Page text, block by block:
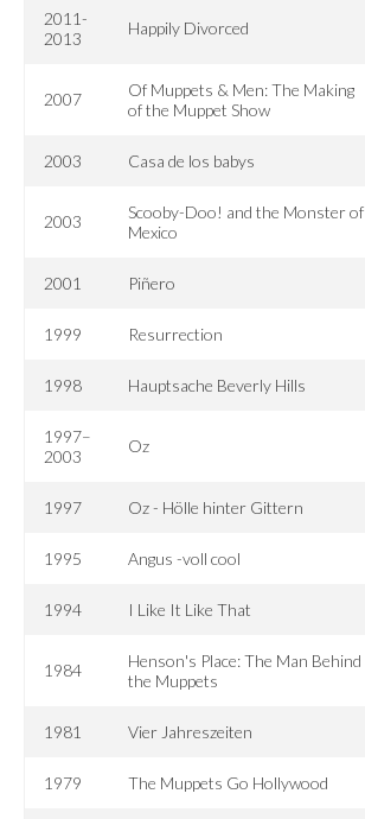
2011-
2013
Happily Divorced
2007
Of Muppets & Men: The Making
of the Muppet Show
2003 Casa de los babys
2003
Scooby-Doo! and the Monster of
Mexico
2001 Piñero
1999 Resurrection
1998 Hauptsache Beverly Hills
1997–
2003
Oz
1997 Oz - Hölle hinter Gittern
1995 Angus -voll cool
1994 I Like It Like That
1984
Henson's Place: The Man Behind
the Muppets
1981 Vier Jahreszeiten
1979 The Muppets Go Hollywood